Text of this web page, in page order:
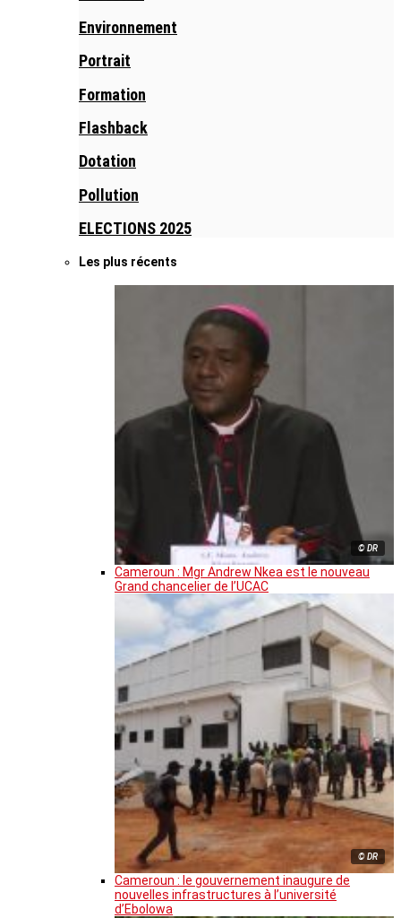
Environnement
Portrait
Formation
Flashback
Dotation
Pollution
ELECTIONS 2025
Les plus récents
© DR
Cameroun : Mgr Andrew Nkea est le nouveau
Grand chancelier de l’UCAC
© DR
Cameroun : le gouvernement inaugure de
nouvelles infrastructures à l’université
d’Ebolowa